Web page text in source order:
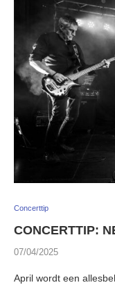
Concerttip
CONCERTTIP:
07/04/2025
April wordt een